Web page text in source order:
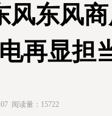
风东风
再显担
阅读量：15722